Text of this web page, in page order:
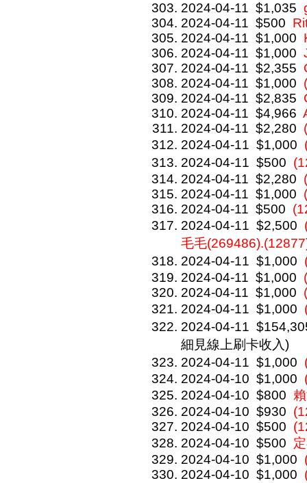
2024-04-11 $1,035
2024-04-11 $500
2024-04-11 $1,000
2024-04-11 $1,000
2024-04-11 $2,355
2024-04-11 $1,000
2024-04-11 $2,835
2024-04-11 $4,966
2024-04-11 $2,280
2024-04-11 $1,000
2024-04-11 $500
2024-04-11 $2,280
2024-04-11 $1,000
2024-04-11 $500
2024-04-11 $2,500
毛毛
2024-04-11 $1,000
2024-04-11 $1,000
2024-04-11 $1,000
2024-04-11 $1,000
2024-04-11
細見線上刷卡收入)
2024-04-11 $1,000
2024-04-10 $1,000
2024-04-10 $800
2024-04-10 $930
2024-04-10 $500
2024-04-10 $500
2024-04-10 $1,000
2024-04-10 $1,000